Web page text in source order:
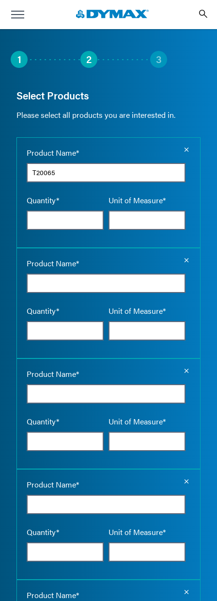
1 2 3
Select Products
Please select all products you are interested in.
Product Name*
Quantity* Unit of Measure*
Product Name*
Quantity* Unit of Measure*
Product Name*
Quantity* Unit of Measure*
Product Name*
Quantity* Unit of Measure*
Product Name*